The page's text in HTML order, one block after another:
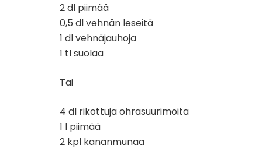
2 dl piimää
0,5 dl vehnän leseitä
1 dl vehnäjauhoja
1 tl suolaa
Tai
4 dl rikottuja ohrasuurimoita
1 l piimää
2 kpl kananmunaa